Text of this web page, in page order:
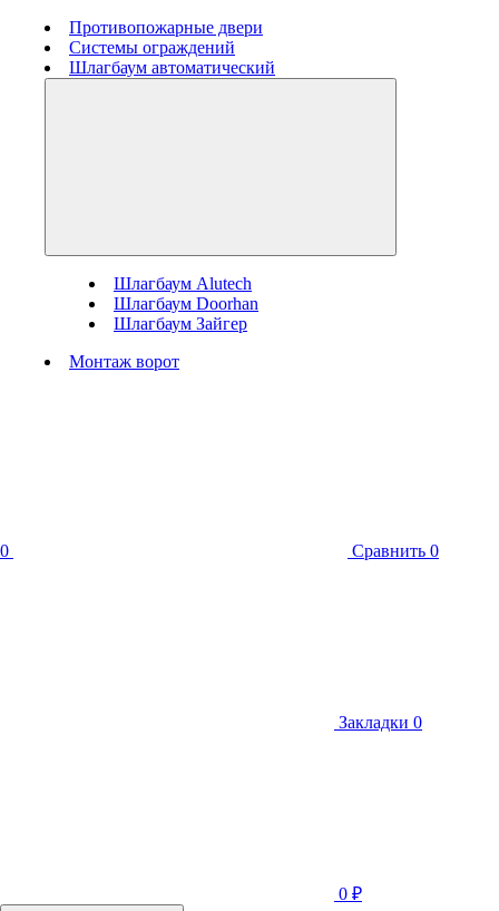
Противопожарные двери
Системы ограждений
Шлагбаум автоматический
Шлагбаум Alutech
Шлагбаум Doorhan
Шлагбаум Зайгер
Монтаж ворот
0 Сравнить 0
Закладки 0
0 ₽